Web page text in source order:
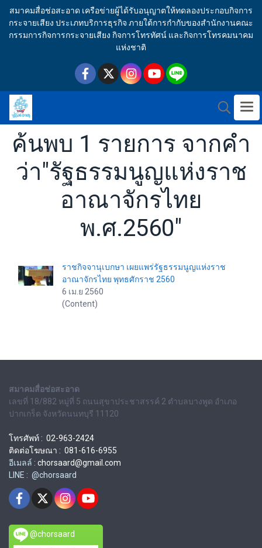
สมาคมสื่อช่อสะอาด เครือข่ายผู้ได้รับอนุญาตให้ทดลองประกอบกิจการ
กระจายเสียง ประเภทบริการธุรกิจ ภายใต้การกำกับของสำนักงานคณะ
กรรมการกิจการกระจายเสียง กิจการโทรทัศน์ และกิจการโทรคมนาคม
แห่งชาติ
ค้นพบ 1 รายการ จากคำ
ว่า"รัฐธรรมนูญแห่งราช
อาณาจักรไทย
พ.ศ.2560"
ราชกิจจานุเบกษา เผยแพร่รัฐธรรมนูญแห่งราช
อาณาจักรไทย พุทธศักราช 2560
6 เม.ย 2560
(Content)
สมาคมสื่อช่อสะอาด
เลขที่ 18/882 หมู่ที่ 5 ถนนสุขาประชาสรรค์ 2 ตำบลบางพูด อำเภอ
ปากเกร็ด จังหวัดนนทบุรี 11120
โทรศัพท์ : 02-963-2424
ติดต่อโฆษณา : 081-616-6955
อีเมลล์ : chorsaard@gmail.com
LINE : @chorsaard
@chorsaard